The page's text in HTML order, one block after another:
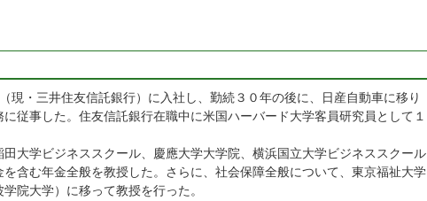
・三井住友信託銀行）に入社し、勤続３０年の後に、日産自動車に移り
従事した。住友信託銀行在職中に米国ハーバード大学客員研究員として１
大学ビジネススクール、慶應大学大学院、横浜国立大学ビジネススクール
含む年金全般を教授した。さらに、社会保障全般について、東京福祉大学
院大学）に移って教授を行った。